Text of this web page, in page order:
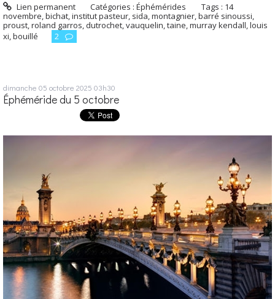
Lien permanent Catégories :Éphémérides Tags : 14
novembre,bichat,institut pasteur, sida,montagnier,barré sinoussi,
proust,roland garros, dutrochet,vauquelin,taine,murray kendall,louis
xi,bouillé 2
dimanche 05 octobre 2025 03h30
Éphéméride du 5 octobre